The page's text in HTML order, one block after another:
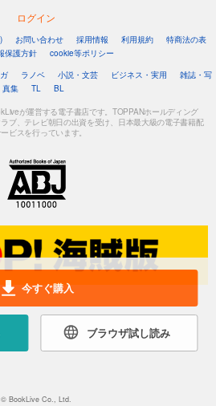
今すぐ購入
ブラウザ試し読み
ログイン
お問い合わせ 採用情報 利用規約
特商法の表
保護方針
cookie等ポリシー
ラノベ 小説・文芸 ビジネス・実用
雑誌・写
真集
TL BL
が運営する電子書店です。TOPPANホールディング
ブ、テレビ朝日の出資を受け、日本最大級の電子書籍配
ビスを行っています。
© BookLive Co., Ltd.